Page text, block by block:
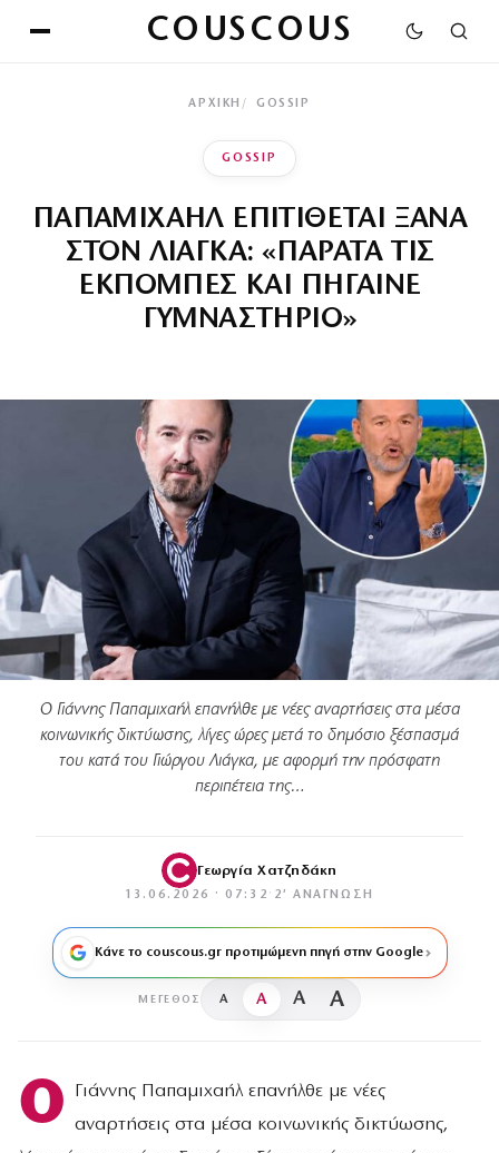
COUSCOUS
ΑΡΧΙΚΉ GOSSIP
GOSSIP
ΠΑΠΑΜΙΧΑΗΛ ΕΠΙΤΙΘΕΤΑΙ ΞΑΝΑ
ΣΤΟΝ ΛΙΑΓΚΑ: «ΠΑΡΑΤΑ ΤΙΣ
ΕΚΠΟΜΠΕΣ ΚΑΙ ΠΗΓΑΙΝΕ
ΓΥΜΝΑΣΤΗΡΙΟ»
Ο Γιάννης Παπαμιχαήλ επανήλθε με νέες αναρτήσεις στα μέσα
κοινωνικής δικτύωσης, λίγες ώρες μετά το δημόσιο ξέσπασμά
του κατά του Γιώργου Λιάγκα, με αφορμή την πρόσφατη
περιπέτεια της…
Γεωργία Χατζηδάκη
13.06.2026 · 07:32 · 2′ ΑΝΆΓΝΩΣΗ
Κάνε το couscous.gr προτιμώμενη πηγή στην Google
ΜΈΓΕΘΟΣ A A A A
Ο
Γιάννης Παπαμιχαήλ επανήλθε με νέες
αναρτήσεις στα μέσα κοινωνικής δικτύωσης,